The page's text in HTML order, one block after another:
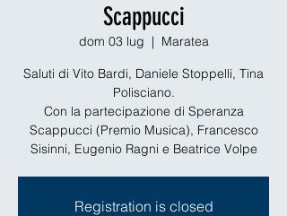
Scappucci
dom 03 lug
  |
Maratea
Saluti di Vito Bardi, Daniele Stoppelli, Tina
Polisciano.
Con la partecipazione di Speranza
Scappucci (Premio Musica), Francesco
Sisinni, Eugenio Ragni e Beatrice Volpe
Registration is closed